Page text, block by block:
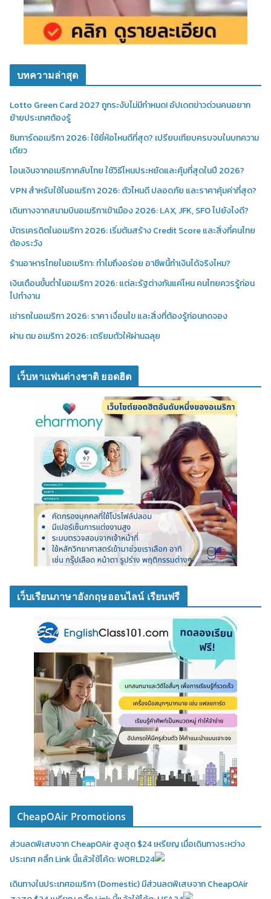
บทความล่าสุด
Lotto Green Card 2027 ถูกระงับไม่มีกำหนด! อัปเดตข่าวด่วนคนอยาก
ย้ายประเทศต้องรู้
ซิมการ์ดอเมริกา 2026: ใช้ยี่ห้อไหนดีที่สุด? เปรียบเทียบครบจบในบทความ
เดียว
โอนเงินจากอเมริกากลับไทย ใช้วิธีไหนประหยัดและคุ้มที่สุดในปี 2026?
VPN สำหรับใช้ในอเมริกา 2026: ตัวไหนดี ปลอดภัย และราคาคุ้มค่าที่สุด?
เดินทางจากสนามบินอเมริกาเข้าเมือง 2026: LAX, JFK, SFO ไปยังไงดี?
บัตรเครดิตในอเมริกา 2026: เริ่มต้นสร้าง Credit Score และสิ่งที่คนไทย
ต้องระวัง
ร้านอาหารไทยในอเมริกา: ทำไมถึงอร่อย อาชีพนี้ทำเงินได้จริงไหม?
เงินเดือนขั้นต่ำในอเมริกา 2026: แต่ละรัฐต่างกันแค่ไหน คนไทยควรรู้ก่อน
ไปทำงาน
เช่ารถในอเมริกา 2026: ราคา เงื่อนไข และสิ่งที่ต้องรู้ก่อนกดจอง
ผ่าน ตม อเมริกา 2026: เตรียมตัวให้ผ่านฉลุย
เว็บหาแฟนต่างชาติ ยอดฮิต
เว็บเรียนภาษาอังกฤษออนไลน์ เรียนฟรี
CheapOAir Promotions
ส่วนลดพิเสษจาก CheapOAir สูงสุด $24 เหรียญ เมื่อเดินทางระหว่าง
ประเทศ คลิ้ก Link นี้แล้วใช้โค้ด: WORLD24
เดินทางในประเทศอเมริกา (Domestic)มีส่วนลดพิเสษจาก CheapOAir